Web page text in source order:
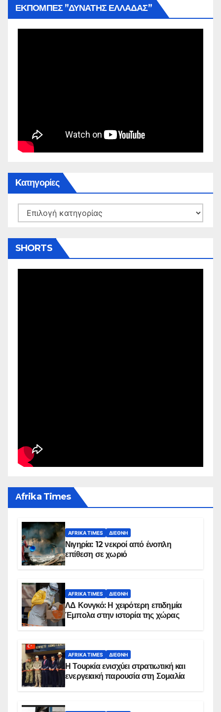
ΕΚΠΟΜΠΕΣ ”ΔΥΝΑΤΗΣ ΕΛΛΑΔΑΣ”
Kατηγορίες
Kατηγορίες
SHORTS
Αfrika Times
AFRIKA TIMES ΔΙΕΘΝΉ
Νιγηρία: 12 νεκροί από ένοπλη
επίθεση σε χωριό
AFRIKA TIMES ΔΙΕΘΝΉ
ΛΔ Κονγκό: Η χειρότερη επιδημία
Έμπολα στην ιστορία της χώρας
AFRIKA TIMES ΔΙΕΘΝΉ
Η Τουρκία ενισχύει στρατιωτική και
ενεργειακή παρουσία στη Σομαλία